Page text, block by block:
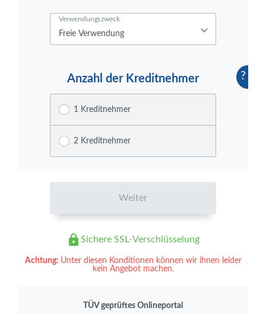
Verwendungszweck
?
Anzahl der Kreditnehmer
1 Kreditnehmer
2 Kreditnehmer
Weiter
Sichere SSL-Verschlüsselung
Achtung: Unter diesen Konditionen können wir ihnen leider
kein Angebot machen.
TÜV geprüftes Onlineportal